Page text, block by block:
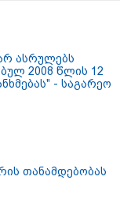
2-3 წელში
ასრულებს
2008 წლის 12
- საგარეო
თანამდებობას